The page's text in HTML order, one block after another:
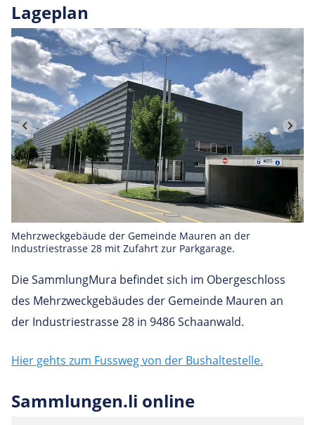
Lage­plan
Mehrzweckgebäude der Gemeinde Mauren an der
Industriestrasse 28 mit Zufahrt zur Parkgarage.
Die SammlungMura befindet sich im Obergeschloss
des Mehrzweckgebäudes der Gemeinde Mauren an
der Industriestrasse 28 in 9486 Schaanwald.
Hier gehts zum Fussweg von der Bushaltestelle.
Samm­lungen.li online